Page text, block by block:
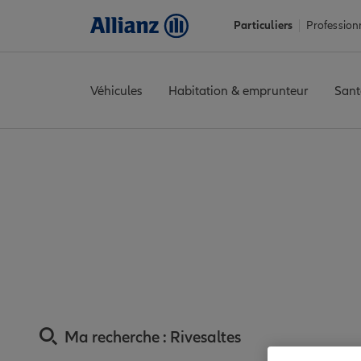
Particuliers
Véhicules Habitation & emprunteur
Ma recherche : Rivesaltes